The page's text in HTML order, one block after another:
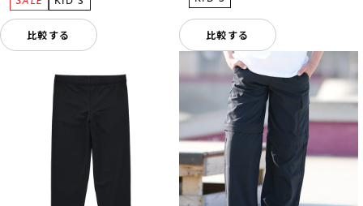
比較する 比較する